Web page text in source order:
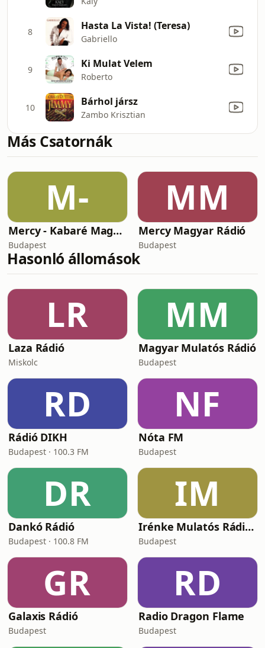
8 Hasta La Vista! (Teresa)
Gabriello
9 Ki Mulat Velem
Roberto
10 Bárhol jársz
Zambo Krisztian
Más Csatornák
M-
Mercy - Kabaré Magyar Rádió
Budapest
MM
Mercy Magyar Rádió
Budapest
Hasonló állomások
LR
Laza Rádió
Miskolc
MM
Magyar Mulatós Rádió
Budapest
RD
Rádió DIKH
Budapest · 100.3 FM
NF
Nóta FM
Budapest
DR
Dankó Rádió
Budapest · 100.8 FM
IM
Irénke Mulatós Rádiója
Budapest
GR
Galaxis Rádió
Budapest
RD
Radio Dragon Flame
Budapest